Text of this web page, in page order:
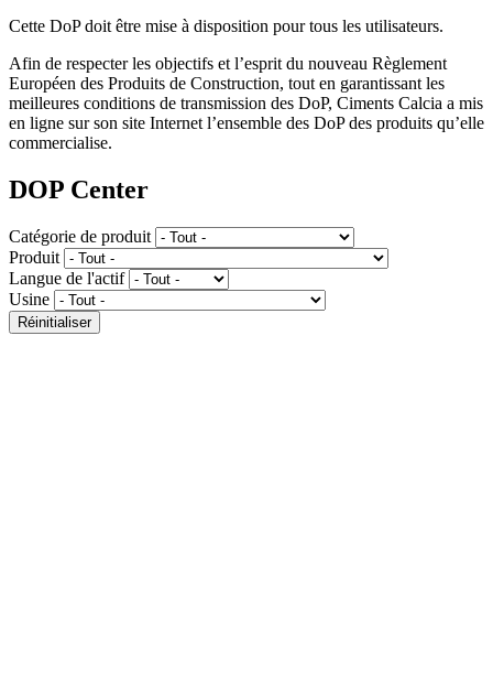
Cette DoP doit être mise à disposition pour tous les utilisateurs.
Afin de respecter les objectifs et l’esprit du nouveau Règlement
Européen des Produits de Construction, tout en garantissant les
meilleures conditions de transmission des DoP, Ciments Calcia a mis
en ligne sur son site Internet l’ensemble des DoP des produits qu’elle
commercialise.
DOP Center
Catégorie de produit
Produit
Langue de l'actif
Usine